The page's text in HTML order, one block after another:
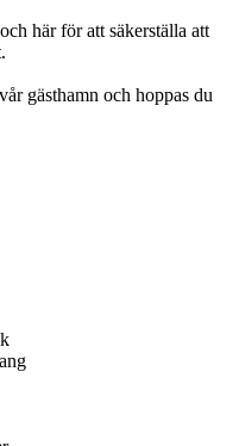
här för att säkerställa att
gästhamn och hoppas du